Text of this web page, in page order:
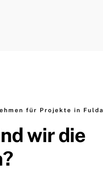
für Projekte in Fulda
wir die